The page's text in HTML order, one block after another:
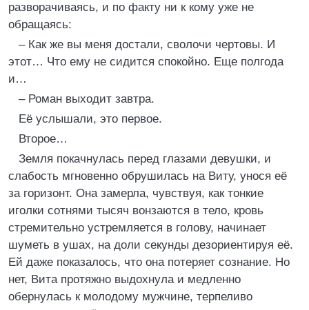
разворачиваясь, и по факту ни к кому уже не
обращаясь:
– Как же вы меня достали, сволочи чертовы. И
этот… Что ему не сидится спокойно. Еще полгода
и…
– Роман выходит завтра.
Её услышали, это первое.
Второе…
Земля покачнулась перед глазами девушки, и
слабость мгновенно обрушилась на Виту, унося её
за горизонт. Она замерла, чувствуя, как тонкие
иголки сотнями тысяч вонзаются в тело, кровь
стремительно устремляется в голову, начинает
шуметь в ушах, на доли секунды дезориентируя её.
Ей даже показалось, что она потеряет сознание. Но
нет, Вита протяжно выдохнула и медленно
обернулась к молодому мужчине, терпеливо